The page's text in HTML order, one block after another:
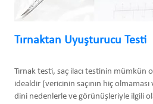
Tırnaktan Uyuşturucu Testi
Tırnak testi, saç ilacı testinin mümkün
idealdir (vericinin saçının hiç olmaması
dini nedenlerle ve görünüşleriyle ilgili